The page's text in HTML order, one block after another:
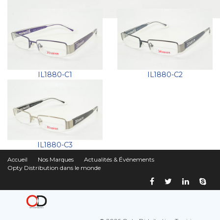
IL1880-C1 IL1880-C2
IL1880-C3
Accueil Nos Marques
Actualités & Événements
Opty Distribution dans le monde